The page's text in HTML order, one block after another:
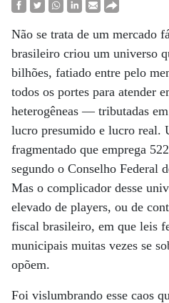
Não se trata de um mercado
brasileiro criou um universo
bilhões, fatiado entre pelo
todos os portes para atender
heterogêneas — tributadas
lucro presumido e lucro real.
fragmentado que emprega
segundo o Conselho Federal
Mas o complicador desse
elevado de players, ou de
fiscal brasileiro, em que leis
municipais muitas vezes se
opõem.
Foi vislumbrando esse caos